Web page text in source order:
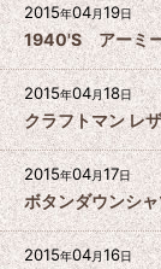
2015年04月19日
1940'S アーミ
2015年04月18日
クラフトマン レ
2015年04月17日
ボタンダウンシ
2015年04月16日